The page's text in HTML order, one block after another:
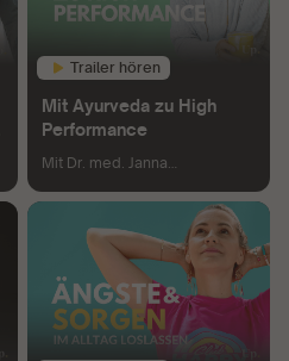
Trailer hören
Mit Ayurveda zu High
Performance
Mit Dr. med. Janna